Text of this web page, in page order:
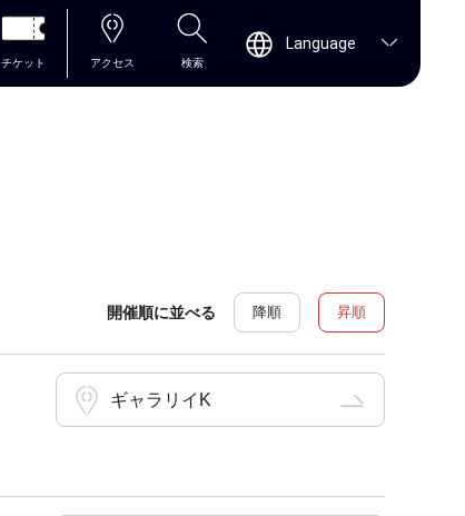
チケット アクセス 検索
Language
開催順に並べる 降順 昇順
ギャラリイK